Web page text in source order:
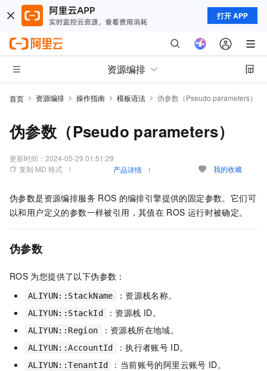
打开 APP
资源编排
首页 资源编排 操作指南 模板语法 伪参数（Pseudo parameters）
伪参数（Pseudo parameters）
更新时间： 2024-05-29 01:51:29
复制 MD 格式
产品详情 我的收藏
伪参数是资源编排服务 ROS 的编排引擎提供的固定参数。它们可
以和用户定义的参数一样被引用，其值在 ROS 运行时被确定。
伪参数
ROS 为您提供了以下伪参数：
ALIYUN::StackName ：资源栈名称。
ALIYUN::StackId ：资源栈 ID。
ALIYUN::Region ：资源栈所在地域。
ALIYUN::AccountId ：执行者账号 ID。
ALIYUN::TenantId ：当前账号的阿里云账号 ID。